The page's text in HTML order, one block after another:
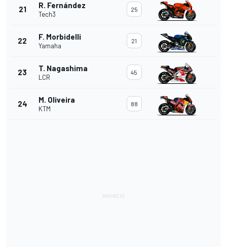
21 R. Fernández
Tech3
25
22 F. Morbidelli
Yamaha
21
23 T. Nagashima
LCR
45
24 M. Oliveira
KTM
88